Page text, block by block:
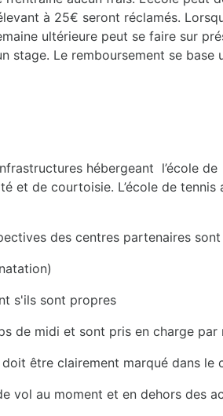
à 25€ seront réclamés.
ultérieure peut se faire sur
stage. Le remboursement se
infrastructures hébergeant
de courtoisie. L’école de tennis
des centres partenaires sont
s'ils sont propres
de midi et sont pris en charge par
être clairement marqué dans
vol au moment et en dehors des